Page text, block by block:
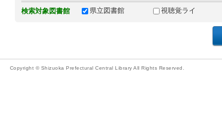
検索対象図書館 県立図書館 視聴覚ライ
Copyright © Shizuoka Prefectural Central Library All Rights Reserved.